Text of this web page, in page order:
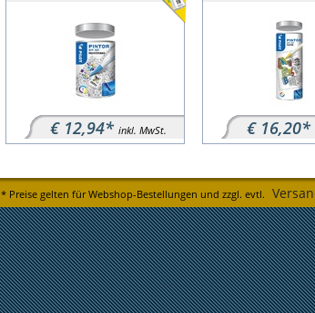
€ 12,94* inkl. MwSt. € 16,20*
* Preise gelten für Webshop-Bestellungen und zzgl. evtl.